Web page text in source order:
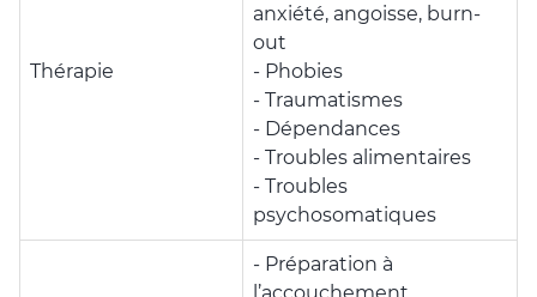
Thérapie
anxiété, angoisse, burn-
out
- Phobies
- Traumatismes
- Dépendances
- Troubles alimentaires
- Troubles
psychosomatiques
- Préparation à